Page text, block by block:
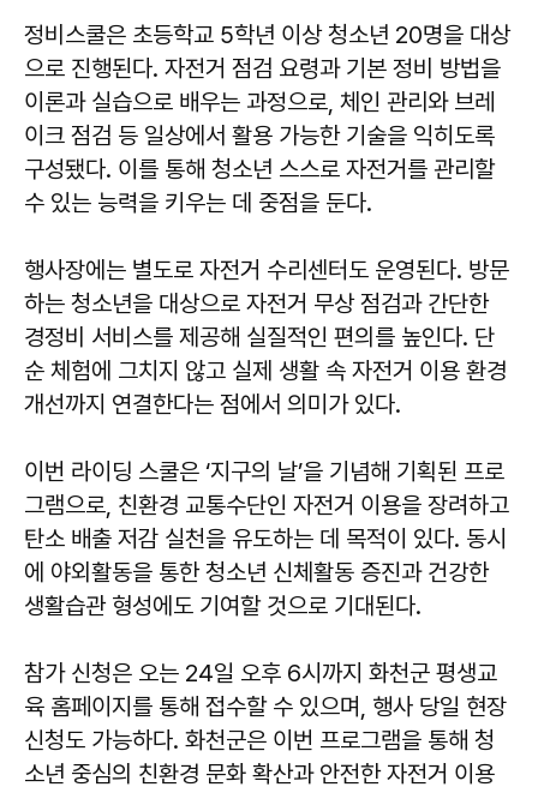
정비스쿨은 초등학교 5학년 이상 청소년 20명을 대상
으로 진행된다. 자전거 점검 요령과 기본 정비 방법을
이론과 실습으로 배우는 과정으로, 체인 관리와 브레
이크 점검 등 일상에서 활용 가능한 기술을 익히도록
구성됐다. 이를 통해 청소년 스스로 자전거를 관리할
수 있는 능력을 키우는 데 중점을 둔다.
행사장에는 별도로 자전거 수리센터도 운영된다. 방문
하는 청소년을 대상으로 자전거 무상 점검과 간단한
경정비 서비스를 제공해 실질적인 편의를 높인다. 단
순 체험에 그치지 않고 실제 생활 속 자전거 이용 환경
개선까지 연결한다는 점에서 의미가 있다.
이번 라이딩 스쿨은 ‘지구의 날’을 기념해 기획된 프로
그램으로, 친환경 교통수단인 자전거 이용을 장려하고
탄소 배출 저감 실천을 유도하는 데 목적이 있다. 동시
에 야외활동을 통한 청소년 신체활동 증진과 건강한
생활습관 형성에도 기여할 것으로 기대된다.
참가 신청은 오는 24일 오후 6시까지 화천군 평생교
육 홈페이지를 통해 접수할 수 있으며, 행사 당일 현장
신청도 가능하다. 화천군은 이번 프로그램을 통해 청
소년 중심의 친환경 문화 확산과 안전한 자전거 이용